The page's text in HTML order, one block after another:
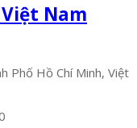
Nam
Phố Hồ Chí Minh, Việt